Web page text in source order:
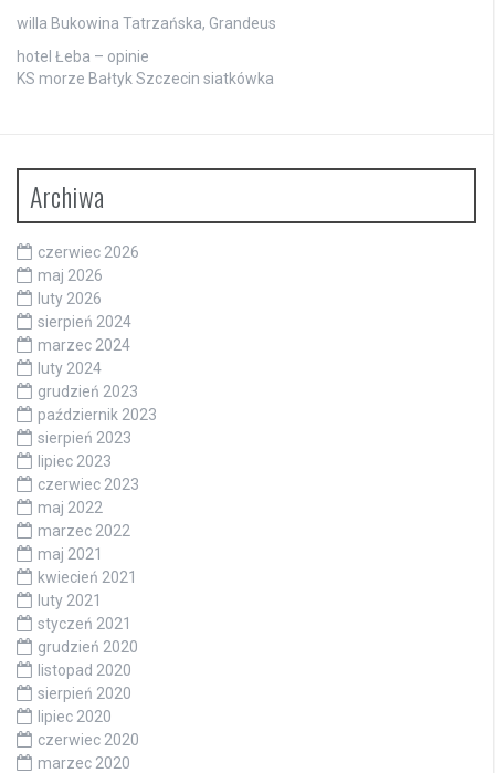
willa Bukowina Tatrzańska, Grandeus
hotel Łeba – opinie
KS morze Bałtyk Szczecin siatkówka
Archiwa
czerwiec 2026
maj 2026
luty 2026
sierpień 2024
marzec 2024
luty 2024
grudzień 2023
październik 2023
sierpień 2023
lipiec 2023
czerwiec 2023
maj 2022
marzec 2022
maj 2021
kwiecień 2021
luty 2021
styczeń 2021
grudzień 2020
listopad 2020
sierpień 2020
lipiec 2020
czerwiec 2020
marzec 2020